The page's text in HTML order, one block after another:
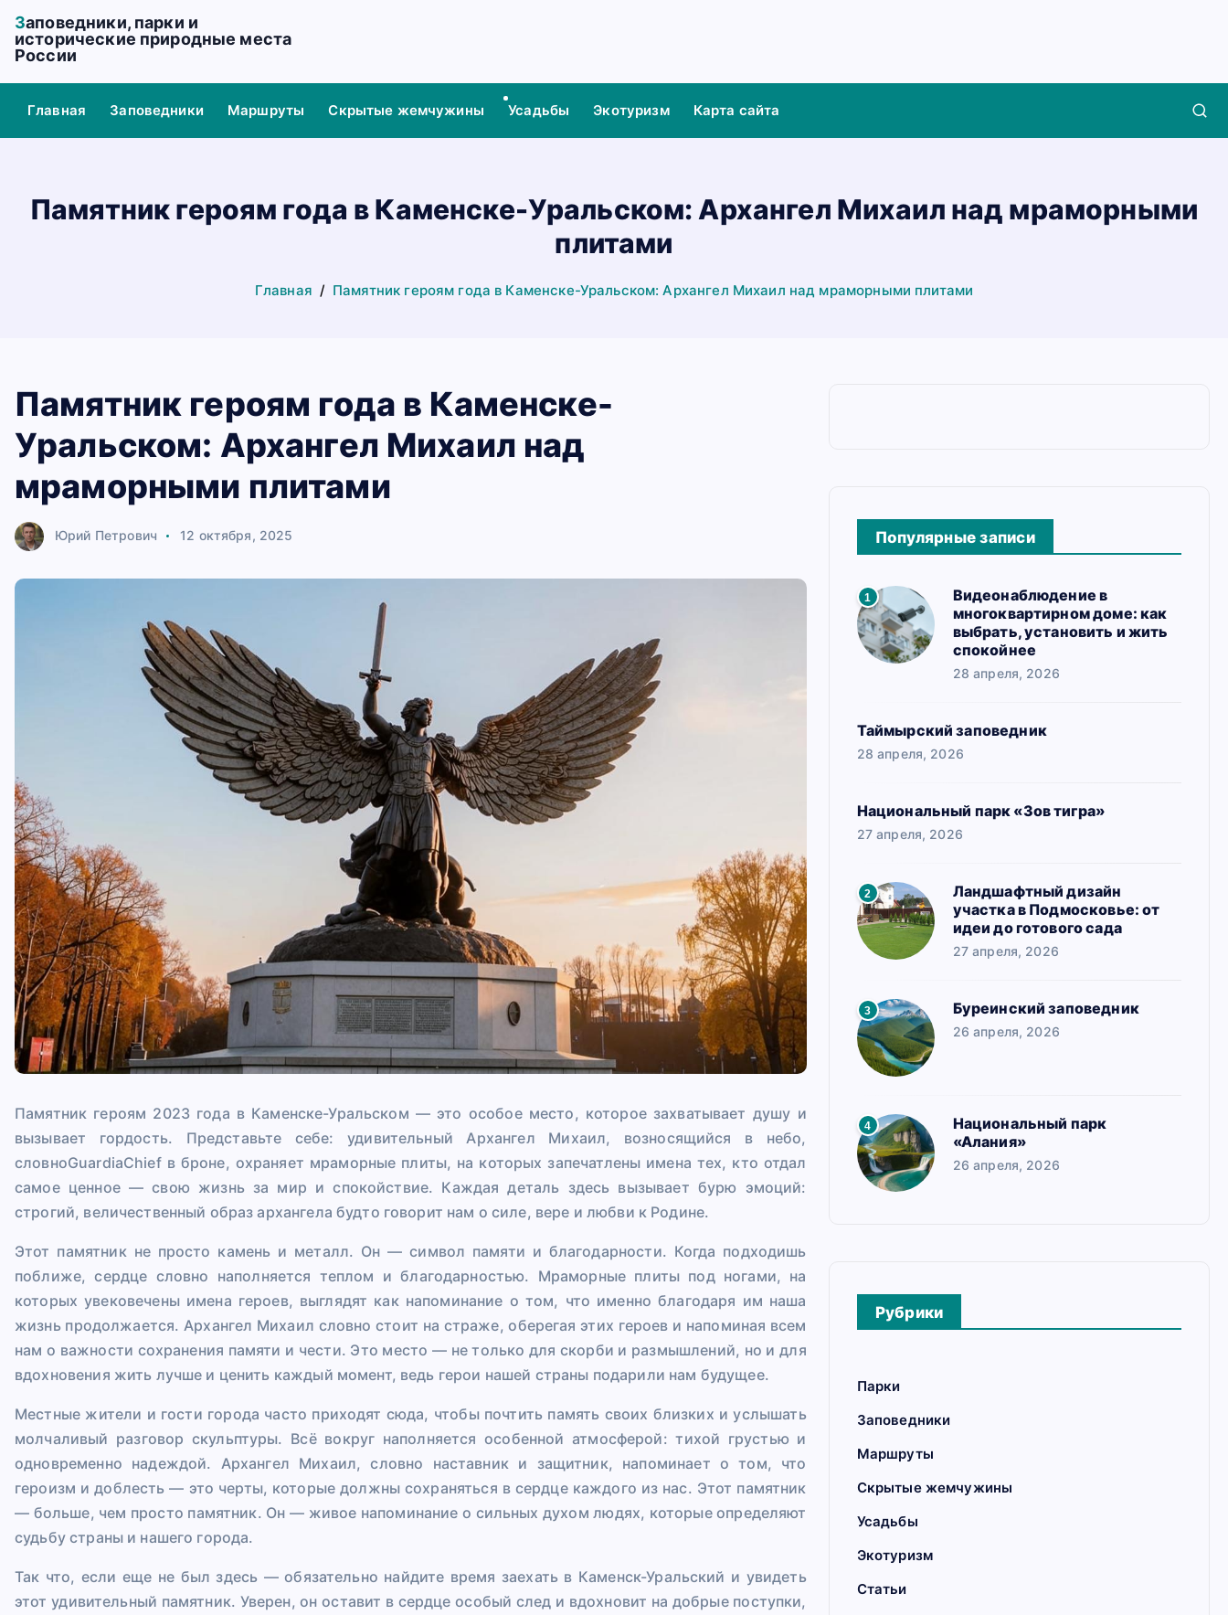
е
Заповедники, парки и
исторические природные места
России
Главная Заповедники Маршруты Скрытые жемчужины Усадьбы Экотуризм Карта сайта
Памятник героям года в Каменске-Уральском: Архангел Михаил над мраморными
плитами
Главная Памятник героям года в Каменске-Уральском: Архангел Михаил над мраморными плитами
Памятник героям года в Каменске-
Уральском: Архангел Михаил над
мраморными плитами
Юрий Петрович 12 октября, 2025
Памятник героям 2023 года в Каменске-Уральском — это особое место, которое захватывает душу и
вызывает гордость. Представьте себе: удивительный Архангел Михаил, возносящийся в небо,
словноGuardiaChief в броне, охраняет мраморные плиты, на которых запечатлены имена тех, кто отдал
самое ценное — свою жизнь за мир и спокойствие. Каждая деталь здесь вызывает бурю эмоций:
строгий, величественный образ архангела будто говорит нам о силе, вере и любви к Родине.
Этот памятник не просто камень и металл. Он — символ памяти и благодарности. Когда подходишь
поближе, сердце словно наполняется теплом и благодарностью. Мраморные плиты под ногами, на
которых увековечены имена героев, выглядят как напоминание о том, что именно благодаря им наша
жизнь продолжается. Архангел Михаил словно стоит на страже, оберегая этих героев и напоминая всем
нам о важности сохранения памяти и чести. Это место — не только для скорби и размышлений, но и для
вдохновения жить лучше и ценить каждый момент, ведь герои нашей страны подарили нам будущее.
Местные жители и гости города часто приходят сюда, чтобы почтить память своих близких и услышать
молчаливый разговор скульптуры. Всё вокруг наполняется особенной атмосферой: тихой грустью и
одновременно надеждой. Архангел Михаил, словно наставник и защитник, напоминает о том, что
героизм и доблесть — это черты, которые должны сохраняться в сердце каждого из нас. Этот памятник
— больше, чем просто памятник. Он — живое напоминание о сильных духом людях, которые определяют
судьбу страны и нашего города.
Так что, если еще не был здесь — обязательно найдите время заехать в Каменск-Уральский и увидеть
этот удивительный памятник. Уверен, он оставит в сердце особый след и вдохновит на добрые поступки,
Популярные записи
1
Видеонаблюдение в
многоквартирном доме: как
выбрать, установить и жить
спокойнее
28 апреля, 2026
Таймырский заповедник
28 апреля, 2026
Национальный парк «Зов тигра»
27 апреля, 2026
2
Ландшафтный дизайн
участка в Подмосковье: от
идеи до готового сада
27 апреля, 2026
3 Буреинский заповедник
26 апреля, 2026
4
Национальный парк
«Алания»
26 апреля, 2026
Рубрики
Парки
Заповедники
Маршруты
Скрытые жемчужины
Усадьбы
Экотуризм
Статьи